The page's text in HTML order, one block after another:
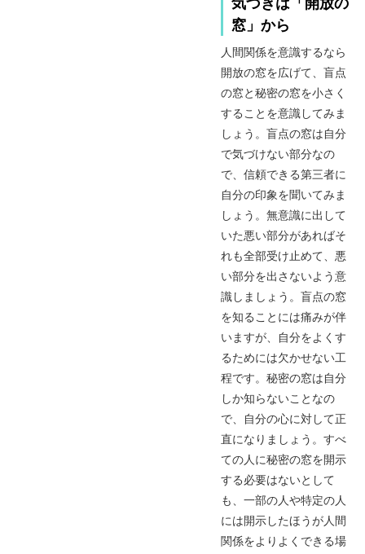
窓」から
人間関係を意識するなら
開放の窓を広げて、盲点
の窓と秘密の窓を小さく
することを意識してみま
しょう。盲点の窓は自分
で気づけない部分なの
で、信頼できる第三者に
自分の印象を聞いてみま
しょう。無意識に出して
いた悪い部分があればそ
れも全部受け止めて、悪
い部分を出さないよう意
識しましょう。盲点の窓
を知ることには痛みが伴
いますが、自分をよくす
るためには欠かせない工
程です。秘密の窓は自分
しか知らないことなの
で、自分の心に対して正
直になりましょう。すべ
ての人に秘密の窓を開示
する必要はないとして
も、一部の人や特定の人
には開示したほうが人間
関係をよりよくできる場